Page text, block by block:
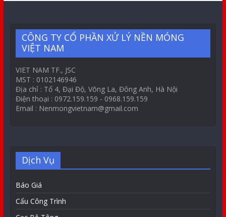
CÔNG TY CỔ PHẦN XỬ LÝ NỀN MÓNG
VIỆT NAM
VIET NAM TF., JSC
MST : 0102146946
Địa chỉ : Tổ 4, Đại Độ, Võng La, Đông Anh, Hà Nội
Điện thoại : 0972.159.159 - 0968.159.159
Email : Nenmongvietnam@gmail.com
Dịch Vụ
Báo Giá
Cẩu Công Trình